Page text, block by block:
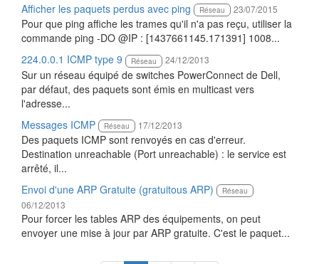
Afficher les paquets perdus avec ping
Réseau 23/07/2015
Pour que ping affiche les trames qu'il n'a pas reçu, utiliser la
commande ping -DO @IP : [1437661145.171391] 1008...
224.0.0.1 ICMP type 9
Réseau 24/12/2013
Sur un réseau équipé de switches PowerConnect de Dell,
par défaut, des paquets sont émis en multicast vers
l'adresse...
Messages ICMP
Réseau 17/12/2013
Des paquets ICMP sont renvoyés en cas d'erreur.
Destination unreachable (Port unreachable) : le service est
arrêté, il...
Envoi d'une ARP Gratuite (gratuitous ARP)
Réseau
06/12/2013
Pour forcer les tables ARP des équipements, on peut
envoyer une mise à jour par ARP gratuite. C'est le paquet...